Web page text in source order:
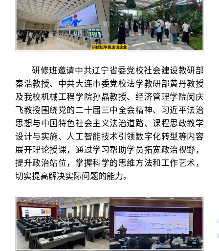
研修班邀请中共辽宁省委党校社会建设教研部
秦浩教授、中共大连市委党校法学教研部黄丹教授
及我校机械工程学院孙晶教授、经济管理学院闵庆
飞教授围绕党的二十届三中全会精神、习近平法治
思想与中国特色社会主义法治道路、课程思政教学
设计与实施、人工智能技术引领数字化转型等内容
展开理论授课，通过学习帮助学员拓宽政治视野，
提升政治站位，掌握科学的思维方法和工作艺术，
切实提高解决实际问题的能力。